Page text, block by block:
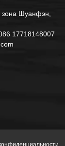
Шуанфэн,
17718148007